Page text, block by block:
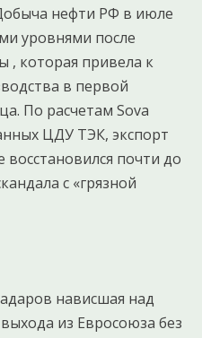
нефти РФ в июле
уровнями после
, которая привела к
в первой
По расчетам Sova
ЦДУ ТЭК, экспорт
почти до
с «грязной
нависшая над
из Евросоюза без